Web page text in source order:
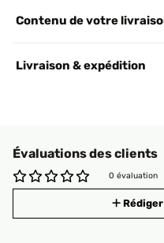
Contenu de votre
Livraison & expédition
Évaluations des clients
0 évaluation